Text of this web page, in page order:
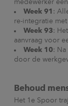
medewerker
Week 91 :
re-integratie
Week 93:
aanvraag voor
Week 10:
door de
Behoud
Het 1e Spoor